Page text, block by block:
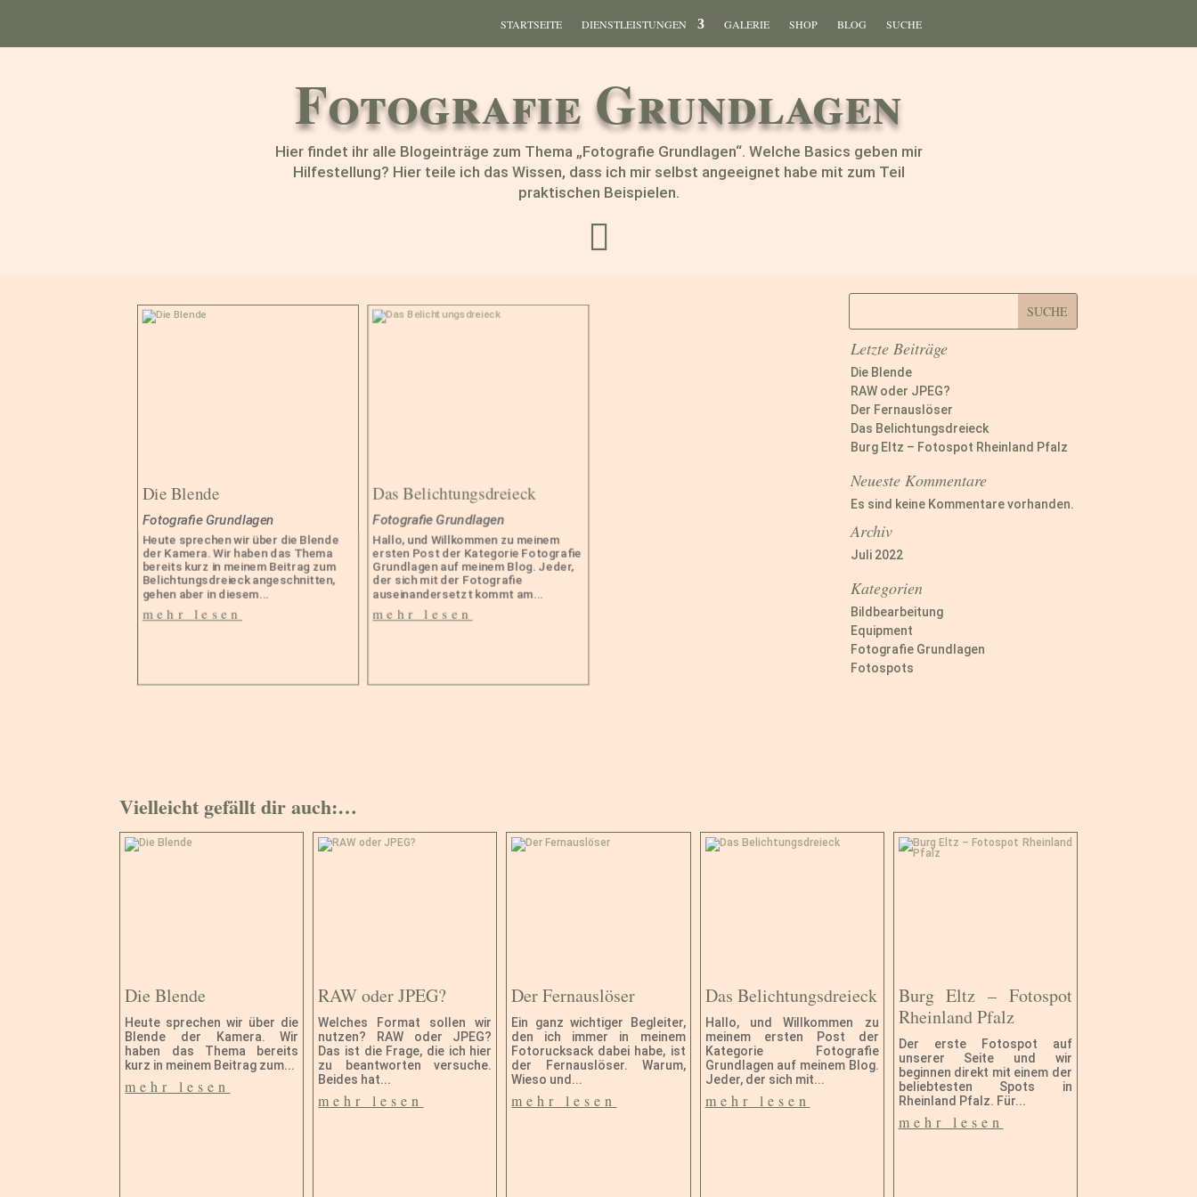
STARTSEITE DIENSTLEISTUNGEN GALERIE SHOP BLOG SUCHE
Fotografie Grundlagen
Hier findet ihr alle Blogeinträge zum Thema „Fotografie Grundlagen“. Welche Basics geben mir
Hilfestellung? Hier teile ich das Wissen, dass ich mir selbst angeeignet habe mit zum Teil
praktischen Beispielen.

Die Blende
Fotografie Grundlagen
Heute sprechen wir über die Blende
der Kamera. Wir haben das Thema
bereits kurz in meinem Beitrag zum
Belichtungsdreieck angeschnitten,
gehen aber in diesem...
mehr lesen
Das Belichtungsdreieck
Fotografie Grundlagen
Hallo, und Willkommen zu meinem
ersten Post der Kategorie Fotografie
Grundlagen auf meinem Blog. Jeder,
der sich mit der Fotografie
auseinandersetzt kommt am...
mehr lesen
Letzte Beiträge
Die Blende
RAW oder JPEG?
Der Fernauslöser
Das Belichtungsdreieck
Burg Eltz – Fotospot Rheinland Pfalz
Neueste Kommentare
Es sind keine Kommentare vorhanden.
Archiv
Juli 2022
Kategorien
Bildbearbeitung
Equipment
Fotografie Grundlagen
Fotospots
Vielleicht gefällt dir auch:…
Die Blende
Heute sprechen wir über die
Blende der Kamera. Wir
haben das Thema bereits
kurz in meinem Beitrag zum...
mehr lesen
RAW oder JPEG?
Welches Format sollen wir
nutzen? RAW oder JPEG?
Das ist die Frage, die ich hier
zu beantworten versuche.
Beides hat...
mehr lesen
Der Fernauslöser
Ein ganz wichtiger Begleiter,
den ich immer in meinem
Fotorucksack dabei habe, ist
der Fernauslöser. Warum,
Wieso und...
mehr lesen
Das Belichtungsdreieck
Hallo, und Willkommen zu
meinem ersten Post der
Kategorie Fotografie
Grundlagen auf meinem Blog.
Jeder, der sich mit...
mehr lesen
Burg Eltz – Fotospot
Rheinland Pfalz
Der erste Fotospot auf
unserer Seite und wir
beginnen direkt mit einem der
beliebtesten Spots in
Rheinland Pfalz. Für...
mehr lesen